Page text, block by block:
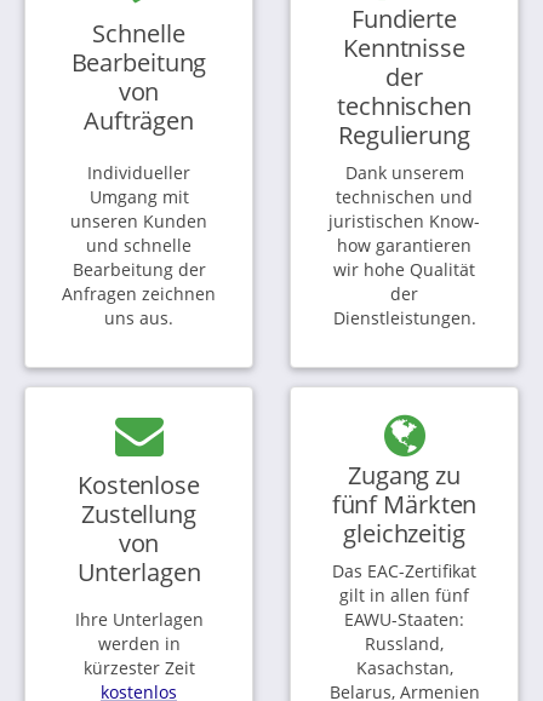
Schnelle
Bearbeitung
von
Aufträgen
Individueller
Umgang mit
unseren Kunden
und schnelle
Bearbeitung der
Anfragen zeichnen
uns aus.
Fundierte
Kenntnisse
der
technischen
Regulierung
Dank unserem
technischen und
juristischen Know-
how garantieren
wir hohe Qualität
der
Dienstleistungen.
Kostenlose
Zustellung
von
Unterlagen
Ihre Unterlagen
werden in
kürzester Zeit
kostenlos
Zugang zu
fünf Märkten
gleichzeitig
Das EAC-Zertifikat
gilt in allen fünf
EAWU-Staaten:
Russland,
Kasachstan,
Belarus, Armenien